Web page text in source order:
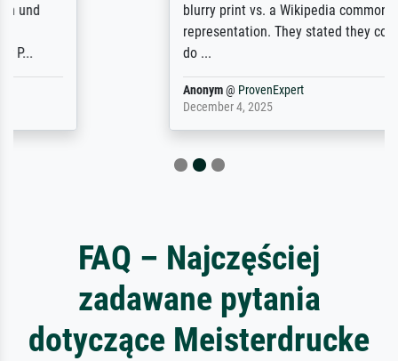
blurry print vs. a Wikipedia commons
representation. They stated they couldn't
ProvenExpert
FAQ – Najczęściej
zadawane pytania
dotyczące Meisterdrucke